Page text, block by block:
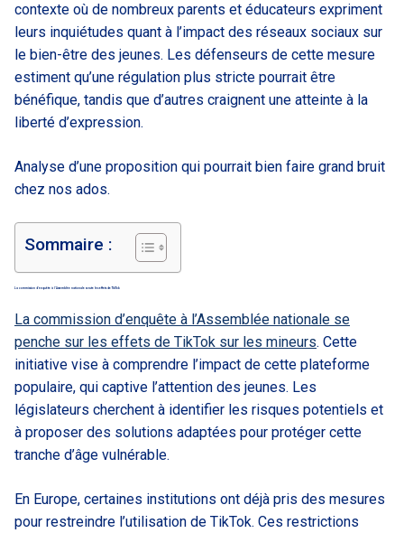
contexte où de nombreux parents et éducateurs expriment
leurs inquiétudes quant à l’impact des réseaux sociaux sur
le bien-être des jeunes. Les défenseurs de cette mesure
estiment qu’une régulation plus stricte pourrait être
bénéfique, tandis que d’autres craignent une atteinte à la
liberté d’expression.
Analyse d’une proposition qui pourrait bien faire grand bruit
chez nos ados.
Sommaire :
La commission d’enquête à l’Assemblée nationale scrute les effets de TikTok
La commission d’enquête à l’Assemblée nationale se
penche sur les effets de TikTok sur les mineurs. Cette
initiative vise à comprendre l’impact de cette plateforme
populaire, qui captive l’attention des jeunes. Les
législateurs cherchent à identifier les risques potentiels et
à proposer des solutions adaptées pour protéger cette
tranche d’âge vulnérable.
En Europe, certaines institutions ont déjà pris des mesures
pour restreindre l’utilisation de TikTok. Ces restrictions